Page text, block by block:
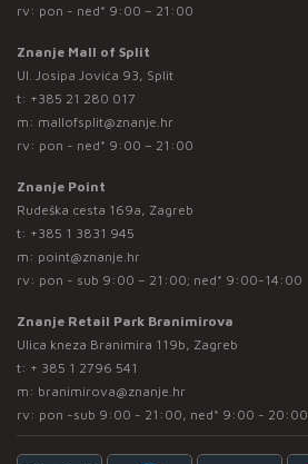
rv: pon - ned* 9:00 – 21:00
Znanje Mall of Split
Ul. Josipa Jovića 93, Split
t: +385 21 280 017
m: mallofsplit@znanje.hr
rv: pon - ned* 9:00 – 21:00
Znanje Point
Rudeška cesta 169a, Zagreb
t: +385 1 3831 945
m: point@znanje.hr
rv: pon - sub 9:00 – 21:00; ned* 9:00-14:00
Znanje Retail Park Branimirova
Ulica kneza Branimira 119b, Zagreb
t: + 385 1 2796 541
m: branimirova@znanje.hr
rv: pon -sub 9:00 - 21:00, ned* 9:00 - 20:00